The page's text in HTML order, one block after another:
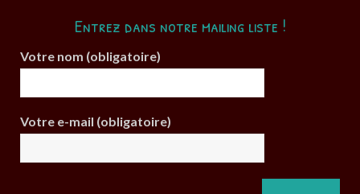
Entrez dans notre mailing liste !
Votre nom (obligatoire)
Votre e-mail (obligatoire)